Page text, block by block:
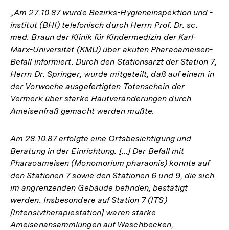
„Am 27.10.87 wurde Bezirks-Hygieneinspektion und -
institut (BHI) telefonisch durch Herrn Prof. Dr. sc.
med. Braun der Klinik für Kindermedizin der Karl-
Marx-Universität (KMU) über akuten Pharaoameisen-
Befall informiert. Durch den Stationsarzt der Station 7,
Herrn Dr. Springer, wurde mitgeteilt, daß auf einem in
der Vorwoche ausgefertigten Totenschein der
Vermerk über starke Hautveränderungen durch
Ameisenfraß gemacht werden mußte.
Am 28.10.87 erfolgte eine Ortsbesichtigung und
Beratung in der Einrichtung. [...] Der Befall mit
Pharaoameisen (Monomorium pharaonis) konnte auf
den Stationen 7 sowie den Stationen 6 und 9, die sich
im angrenzenden Gebäude befinden, bestätigt
werden. Insbesondere auf Station 7 (ITS)
[Intensivtherapiestation] waren starke
Ameisenansammlungen auf Waschbecken,